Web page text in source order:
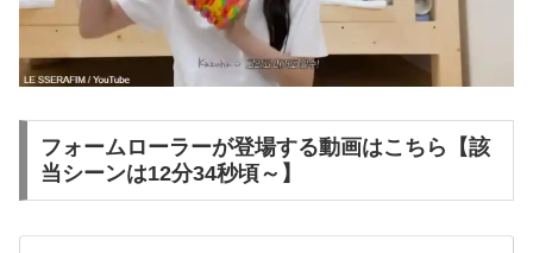
フォームローラーが登場する動画はこちら【該
当シーンは12分34秒頃～】